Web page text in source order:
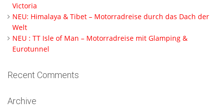
Victoria
NEU: Himalaya & Tibet – Motorradreise durch das Dach der
Welt
NEU : TT Isle of Man – Motorradreise mit Glamping &
Eurotunnel
Recent Comments
Archive